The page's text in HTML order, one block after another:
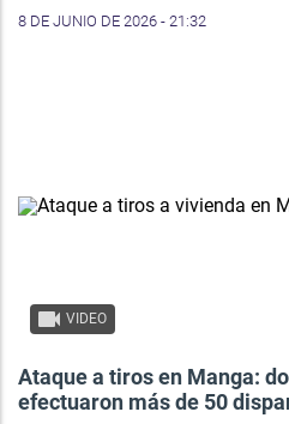
8 DE JUNIO DE 2026 - 21:32
VIDEO
Ataque a tiros en Manga:
efectuaron más de 50